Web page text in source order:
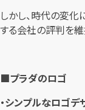
しかし、時代の変化
する会社の評判を維
■プラダのロゴ
・シンプルなロゴデ